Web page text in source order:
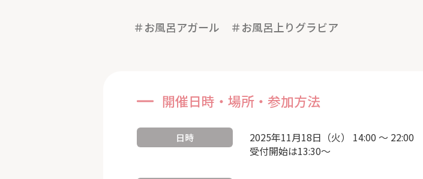
＃お風呂アガール ＃お風呂上りグラビア
開催日時・場所・参加方法
日時
2025年11月18日（火） 14:00 ～ 22:00
受付開始は13:30～